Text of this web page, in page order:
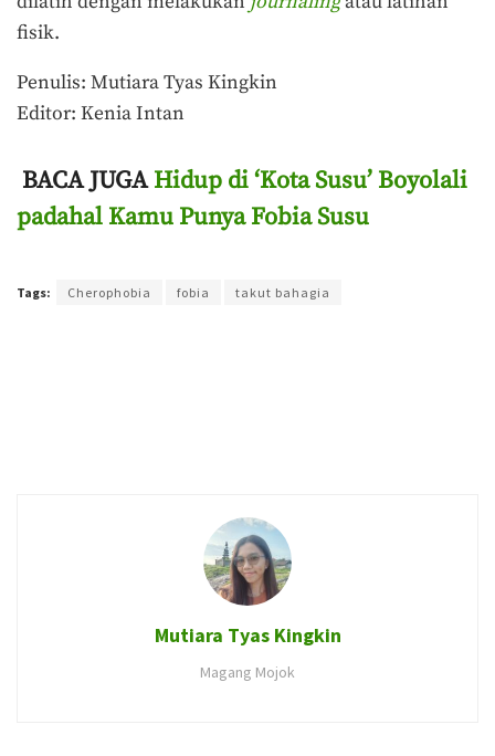
fisik.
Penulis: Mutiara Tyas Kingkin
Editor: Kenia Intan
BACA JUGAHidup di ‘Kota Susu’ Boyolali
padahal Kamu Punya Fobia Susu
Tags: Cherophobia fobia takut bahagia
Mutiara Tyas Kingkin
Magang Mojok